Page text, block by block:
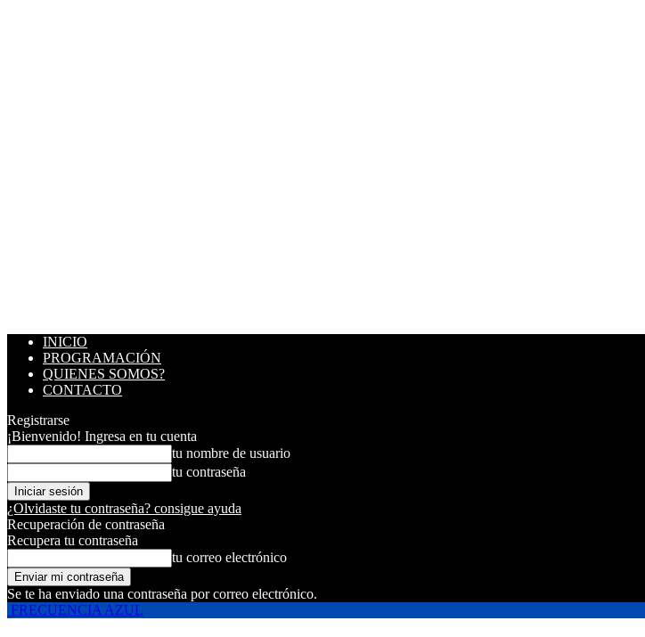
INICIO
PROGRAMACIÓN
QUIENES SOMOS?
CONTACTO
Registrarse
¡Bienvenido! Ingresa en tu cuenta
tu nombre de usuario
tu contraseña
¿Olvidaste tu contraseña? consigue ayuda
Recuperación de contraseña
Recupera tu contraseña
tu correo electrónico
Se te ha enviado una contraseña por correo electrónico.
FRECUENCIA AZUL